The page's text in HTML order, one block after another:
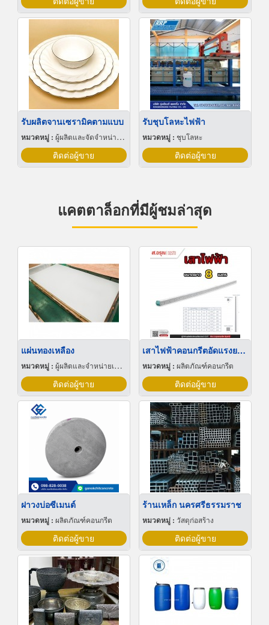
รับผลิตจานเซรามิคตามแบบ
หมวดหมู่ : ผู้ผลิตและจัดจำหน่ายกระเบื้องเซรามิก
ติดต่อผู้ขาย
รับชุบโลหะไฟฟ้า
หมวดหมู่ : ชุบโลหะ
ติดต่อผู้ขาย
แคตตาล็อกที่มีผู้ชมล่าสุด
แผ่นทองเหลือง
หมวดหมู่ : ผู้ผลิตและจำหน่ายเหล็กสเตนเลส
ติดต่อผู้ขาย
เสาไฟฟ้าคอนกรีตอัดแรงยาว 8 เมตร ราคาโรงงาน
หมวดหมู่ : ผลิตภัณฑ์คอนกรีต
ติดต่อผู้ขาย
ฝาวงบ่อซีเมนต์
หมวดหมู่ : ผลิตภัณฑ์คอนกรีต
ติดต่อผู้ขาย
ร้านเหล็ก นครศรีธรรมราช
หมวดหมู่ : วัสดุก่อสร้าง
ติดต่อผู้ขาย